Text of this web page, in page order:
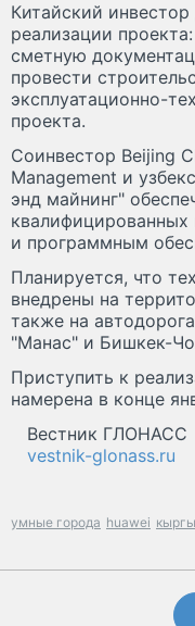
Китайский
реализации
сметную
провести
эксплуатационно-
проекта.
Соинвестор Beijing
Management и
энд майнинг"
квалифицированных
и программным
Планируется, что
внедрены на
также на
"Манас" и Бишкек-
Приступить к
намерена в конце
Вестник ГЛОНАСС
vestnik-glonass.ru
умные города huawei